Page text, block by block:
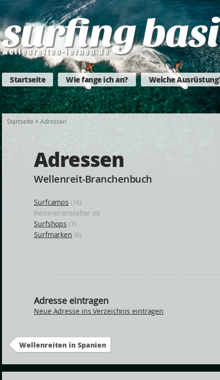
Startseite Wie fange ich an? Welche
Startseite Adressen
Adressen
Wellenreit-Branchenbuch
Surfcamps (16)
Reiseveranstalter(0)
Surfshops (7)
Surfmarken (6)
Adresse eintragen
Neue Adresse ins Verzeichnis eintragen
Wellenreiten in Spanien